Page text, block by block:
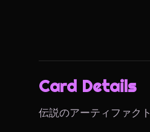
Card Details
伝説のアーティファクト